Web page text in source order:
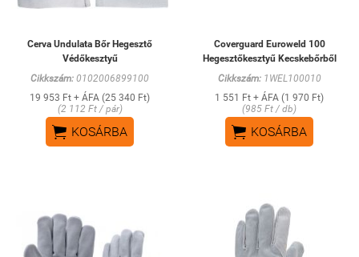
Cerva Undulata Bőr Hegesztő
Védőkesztyű
Cikkszám: 0102006899100
19 953 Ft + ÁFA (25 340 Ft)
(2 112 Ft / pár)
 KOSÁRBA
Coverguard Euroweld 100
Hegesztőkesztyű Kecskebőrből
Cikkszám:1WEL100010
1 551 Ft + ÁFA (1 970 Ft)
(985 Ft / db)
 KOSÁRBA